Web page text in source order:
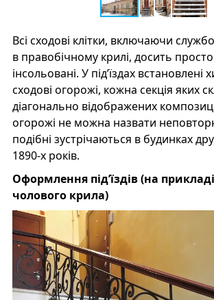
Всі сходові клітки, включаючи
в правобічному крилі, досить
інсольовані. У під’їздах встановлені
сходові огорожі, кожна секція яких
діагонально відображених
огорожі не можна назвати
подібні зустрічаються в будинках
1890-х років.
Оформлення під’їздів (на прикладі
чолового крила)